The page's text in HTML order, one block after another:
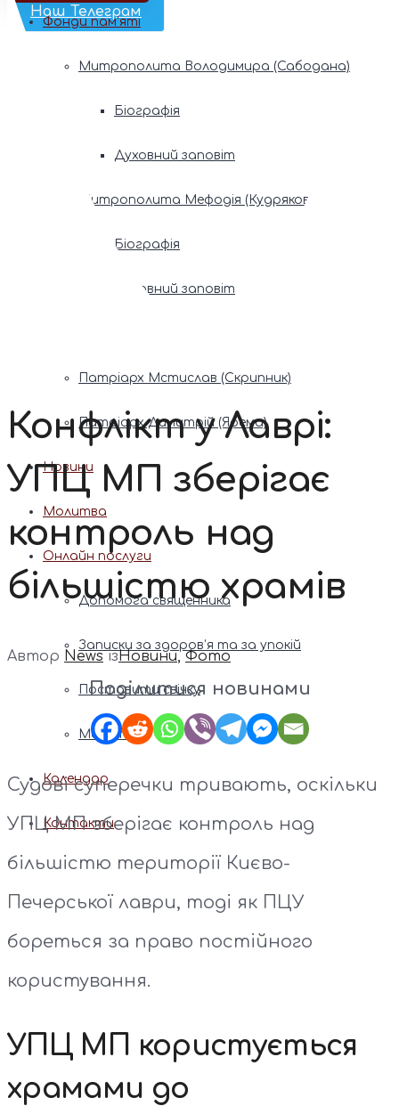
Наш Телеграм
Фонди пам’яті
Митрополита Володимира (Сабодана)
Біографія
Духовний заповіт
Митрополита Мефодія (Кудрякова)
Біографія
Духовний заповіт
Патріарх Мстислав (Скрипник)
Патріарх Димитрій (Ярема)
Новини
Молитва
Онлайн послуги
Допомога священника
Записки за здоров’я та за упокій
Поставити свічку
Молитви
Календар
Контакти
Конфлікт у Лаврі:
УПЦ МП зберігає
контроль над
більшістю храмів
Автор News ізНовини,Фото
Поділитися новинами
Судові суперечки тривають, оскільки
УПЦ МП зберігає контроль над
більшістю території Києво-
Печерської лаври, тоді як ПЦУ
бореться за право постійного
користування.
УПЦ МП користується
храмами до